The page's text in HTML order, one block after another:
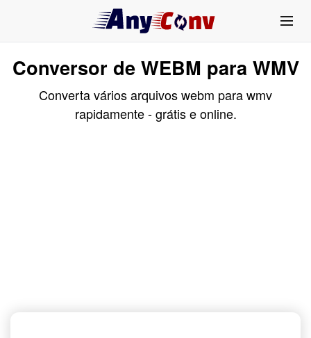
Conversor de WEBM para WMV
Converta vários arquivos webm para wmv
rapidamente - grátis e online.